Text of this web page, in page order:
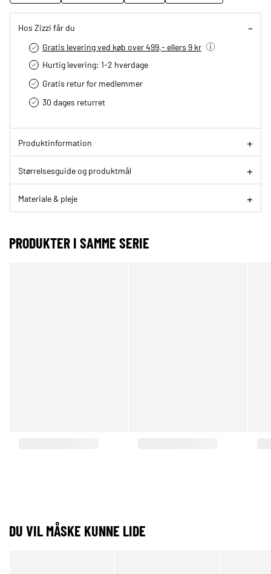
Hos Zizzi får du
Gratis levering ved køb over 499,- ellers 9 kr
Hurtig levering­: 1-2 hverdage
Gratis retur for medlemmer
30 dages returret
Produktinformation
Størrelsesguide og produktmål
Materiale & pleje
PRODUKTER I SAMME SERIE
DU VIL MÅSKE KUNNE LIDE